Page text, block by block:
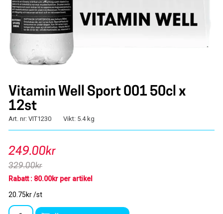
Vitamin Well Sport 001 50cl x
12st
Art. nr: VIT1230 Vikt: 5.4 kg
249.00kr
329.00kr
Rabatt : 80.00kr per artikel
20.75kr /st